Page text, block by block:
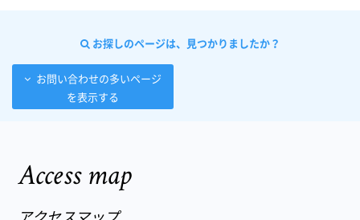
お探しのページは、見つかりましたか？
お問い合わせの多いページ
を表示する
Access map